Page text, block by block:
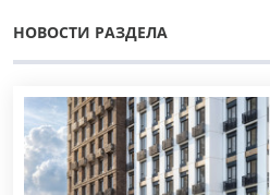
НОВОСТИ РАЗДЕЛА